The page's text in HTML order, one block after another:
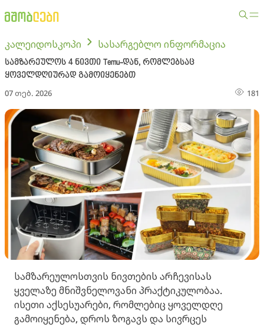
კალეიდოსკოპი სასარგებლო ინფორმაცია
სამზარეულოს 4 ნივთი Temu-დან, რომლებსაც
ყოველდღიურად გამოიყენებთ
07 თებ. 2026 181
სამზარეულოსთვის ნივთების არჩევისას
ყველაზე მნიშვნელოვანი პრაქტიკულობაა.
ისეთი აქსესუარები, რომლებიც ყოველდღე
გამოიყენება, დროს ზოგავს და სივრცეს